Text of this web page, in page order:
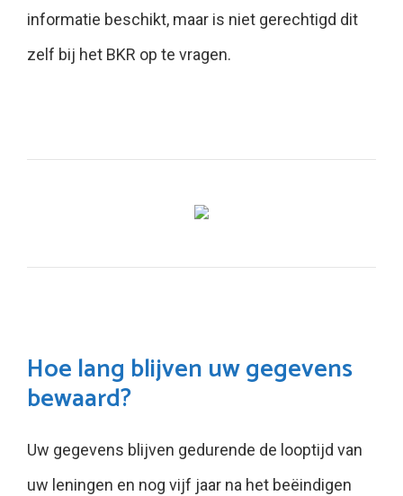
informatie beschikt, maar is niet gerechtigd dit
zelf bij het BKR op te vragen.
Hoe lang blijven uw gegevens
bewaard?
Uw gegevens blijven gedurende de looptijd van
uw leningen en nog vijf jaar na het beëindigen